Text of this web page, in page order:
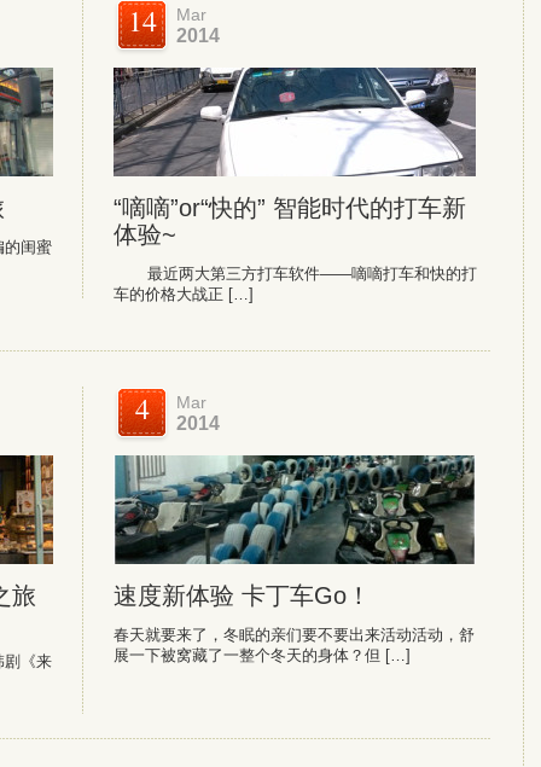
的闺蜜
14 Mar
2014
“嘀嘀”or“快的” 智能时代的打车新
体验~
最近两大第三方打车软件——嘀嘀打车和快的打
车的价格大战正 […]
旅
《来
4 Mar
2014
速度新体验 卡丁车Go！
春天就要来了，冬眠的亲们要不要出来活动活动，舒
展一下被窝藏了一整个冬天的身体？但 […]